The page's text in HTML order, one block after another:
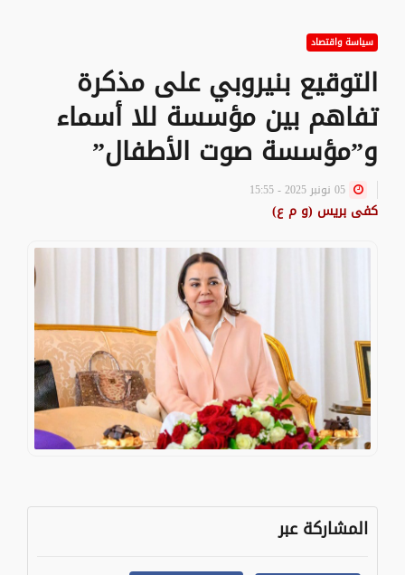
سياسة واقتصاد
التوقيع بنيروبي على مذكرة
تفاهم بين مؤسسة للا أسماء
و”مؤسسة صوت الأطفال”
كفى بريس (و م ع)
المشاركة عبر